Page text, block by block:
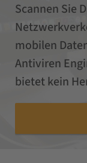
Scannen Sie
mobilen
Antiviren
bietet kein